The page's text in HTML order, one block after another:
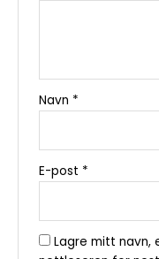
Navn *
E-post *
Lagre mitt navn,